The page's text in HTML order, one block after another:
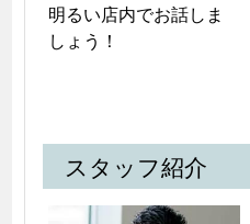
明るい店内でお話しま
しょう！
スタッフ紹介